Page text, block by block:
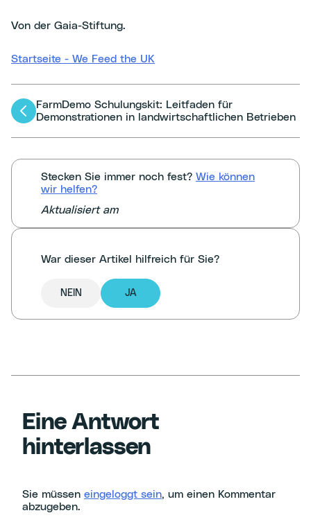
Von der Gaia-Stiftung.
Startseite - We Feed the UK
Artikel-
Navigation
FarmDemo Schulungskit: Leitfaden für
Demonstrationen in landwirtschaftlichen Betrieben
Stecken Sie immer noch fest? Wie können
wir helfen?
Aktualisiert am
War dieser Artikel hilfreich für Sie?
NEIN JA
Eine Antwort
hinterlassen
Sie müssen eingeloggt sein, um einen Kommentar
abzugeben.